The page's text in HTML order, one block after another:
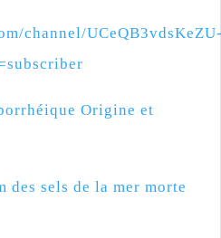
channel/
Origine et
des sels de la mer morte